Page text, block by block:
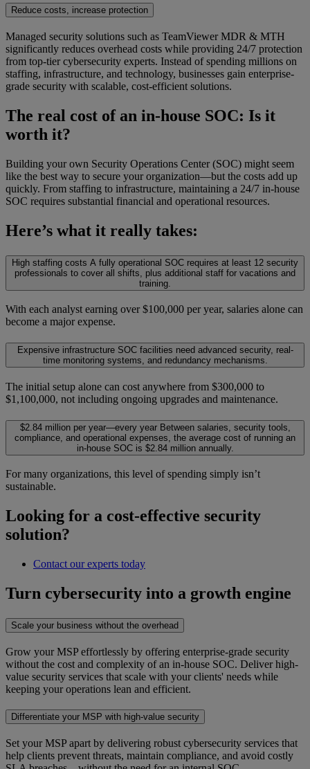
Reduce costs, increase protection
Managed security solutions such as TeamViewer MDR & MTH
significantly reduces overhead costs while providing 24/7 protection
from top-tier cybersecurity experts. Instead of spending millions on
staffing, infrastructure, and technology, businesses gain enterprise-
grade security with scalable, cost-efficient solutions.
The real cost of an in-house SOC: Is it
worth it?
Building your own Security Operations Center (SOC) might seem
like the best way to secure your organization—but the costs add up
quickly. From staffing to infrastructure, maintaining a 24/7 in-house
SOC requires substantial financial and operational resources.
Here’s what it really takes:
High staffing costs A fully operational SOC requires at least 12 security
professionals to cover all shifts, plus additional staff for vacations and
training.
With each analyst earning over $100,000 per year, salaries alone can
become a major expense.
Expensive infrastructure SOC facilities need advanced security, real-
time monitoring systems, and redundancy mechanisms.
The initial setup alone can cost anywhere from $300,000 to
$1,100,000, not including ongoing upgrades and maintenance.
$2.84 million per year—every year Between salaries, security tools,
compliance, and operational expenses, the average cost of running an
in-house SOC is $2.84 million annually.
For many organizations, this level of spending simply isn’t
sustainable.
Looking for a cost-effective security
solution?
Contact our experts today
Turn cybersecurity into a growth engine
Scale your business without the overhead
Grow your MSP effortlessly by offering enterprise-grade security
without the cost and complexity of an in-house SOC. Deliver high-
value security services that scale with your clients' needs while
keeping your operations lean and efficient.
Differentiate your MSP with high-value security
Set your MSP apart by delivering robust cybersecurity services that
help clients prevent threats, maintain compliance, and avoid costly